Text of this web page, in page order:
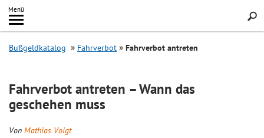
Inhalt
springen
Menü
Search
Bußgeldkatalog Fahrverbot Fahrverbot antreten
Fahrverbot antreten – Wann das
geschehen muss
Von Mathias Voigt